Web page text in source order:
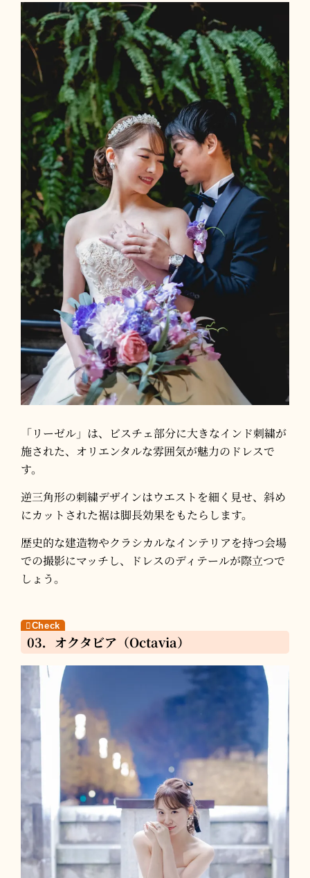
「リーゼル」は、ビスチェ部分に大きなインド刺繍が
施された、オリエンタルな雰囲気が魅力のドレスで
す。​
逆三角形の刺繍デザインはウエストを細く見せ、斜め
にカットされた裾は脚長効果をもたらします。​
歴史的な建造物やクラシカルなインテリアを持つ会場
での撮影にマッチし、ドレスのディテールが際立つで
しょう。
03．オクタビア（Octavia）